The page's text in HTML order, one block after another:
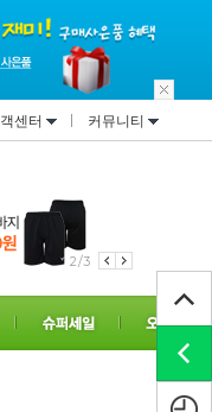
센터 커뮤니티
2/3